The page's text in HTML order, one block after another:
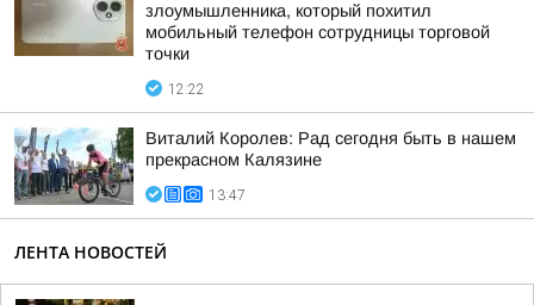
злоумышленника, который похитил
мобильный телефон сотрудницы торговой
точки
12:22
Виталий Королев: Рад сегодня быть в нашем
прекрасном Калязине
13:47
ЛЕНТА НОВОСТЕЙ